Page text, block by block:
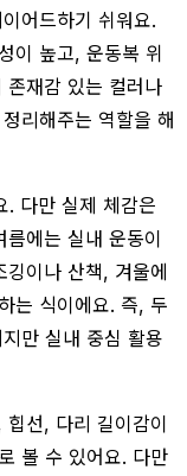
어드하기 쉬워요.
이 높고, 운동복 위
존재감 있는 컬러나
리해주는 역할을 해
. 다만 실제 체감은
에는 실내 운동이
깅이나 산책, 겨울에
는 식이에요. 즉, 두
만 실내 중심 활용
선, 다리 길이감이
볼 수 있어요. 다만